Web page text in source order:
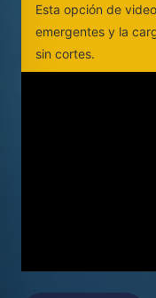
Esta opción de
emergentes y la
sin cortes.